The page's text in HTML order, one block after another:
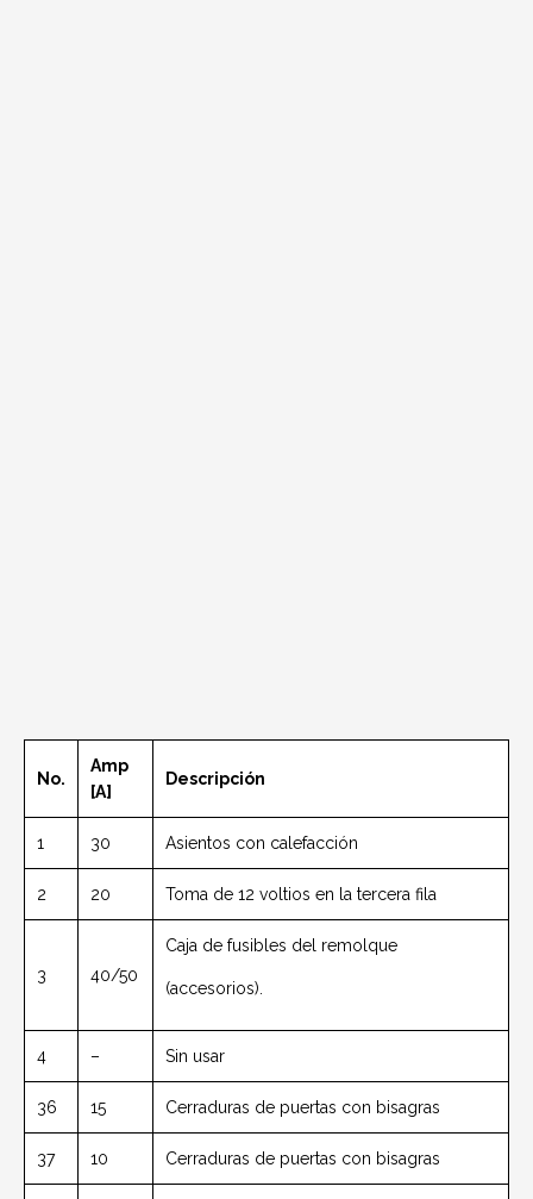
No.
Amp
[A]
Descripción
1 30 Asientos con calefacción
2 20 Toma de 12 voltios en la tercera fila
3 40/50
Caja de fusibles del remolque
(accesorios).
4 – Sin usar
36 15 Cerraduras de puertas con bisagras
37 10 Cerraduras de puertas con bisagras